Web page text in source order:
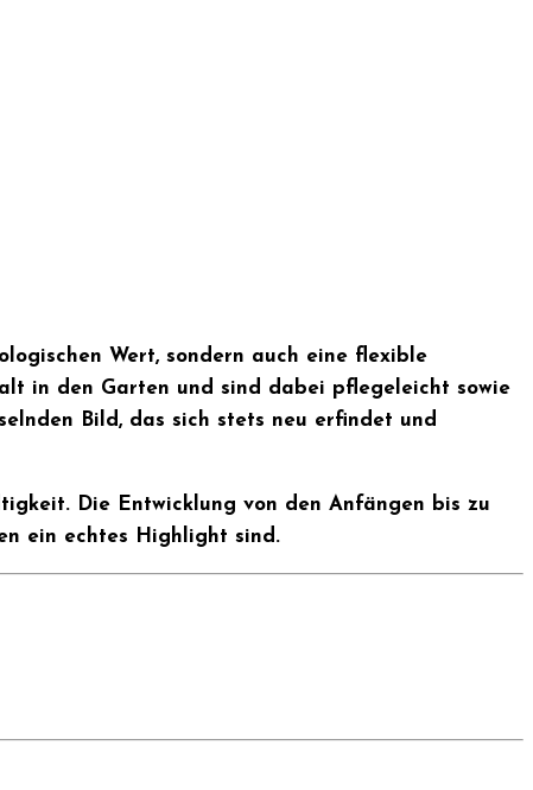
Wert, sondern auch eine flexible
in den Garten und sind dabei pflegeleicht sowie
Bild, das sich stets neu erfindet und
Die Entwicklung von den Anfängen bis zu
ein echtes Highlight sind.